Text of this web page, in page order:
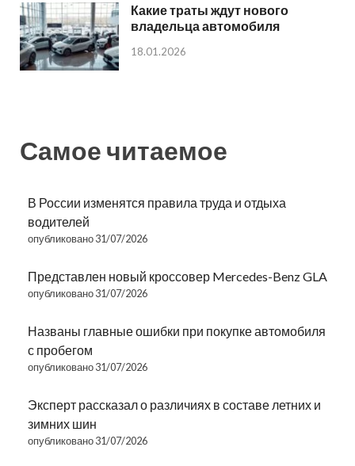
Какие траты ждут нового
владельца автомобиля
18.01.2026
Самое читаемое
В России изменятся правила труда и отдыха
водителей
опубликовано 31/07/2026
Представлен новый кроссовер Mercedes-Benz GLA
опубликовано 31/07/2026
Названы главные ошибки при покупке автомобиля
с пробегом
опубликовано 31/07/2026
Эксперт рассказал о различиях в составе летних и
зимних шин
опубликовано 31/07/2026